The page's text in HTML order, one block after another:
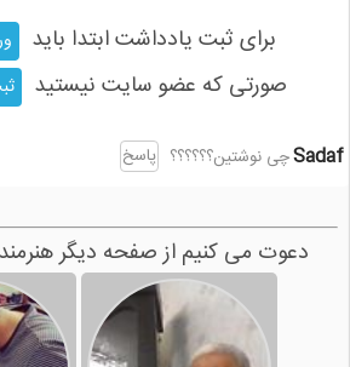
برای ثبت یادداشت ابتدا باید
صورتی که عضو سایت نیستید
Sadafچی نوشتین؟؟؟؟؟؟ پاسخ
دعوت می کنیم از صفحه دیگر